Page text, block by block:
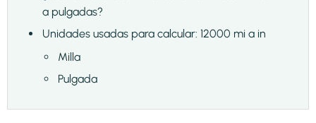
a pulgadas?
Unidades usadas para calcular: 12000 mi a in
Milla
Pulgada